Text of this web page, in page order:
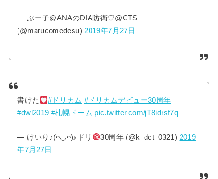
— ぶー子@ANAのDIA防衛♡@CTS
(@marucomedesu) 2019年7月27日
書けた #ドリカム #ドリカムデビュー30周年
#dwl2019 #札幌ドーム pic.twitter.com/jT8idrsf7q
— けいり♪(ᴖ◡ᴖ)♪ドリ 30周年 (@k_dct_0321) 2019
年7月27日